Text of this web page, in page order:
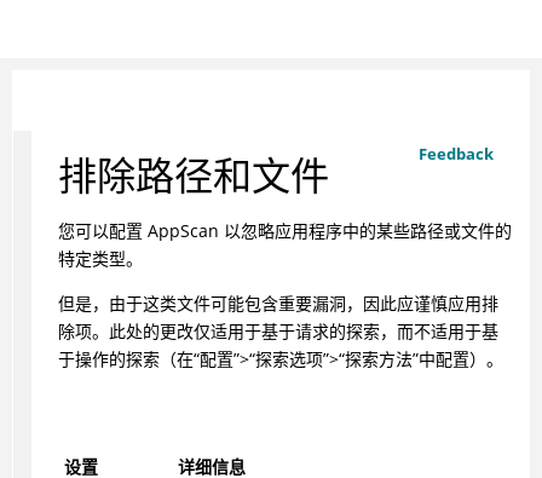
Feedback
排除路径和文件
您可以配置 AppScan 以忽略应用程序中的某些路径或文件的
特定类型。
但是，由于这类文件可能包含重要漏洞，因此应谨慎应用排
除项。此处的更改仅适用于基于请求的探索，而不适用于基
于操作的探索（在“配置”>“探索选项”>“探索方法”中配置）。
设置 详细信息